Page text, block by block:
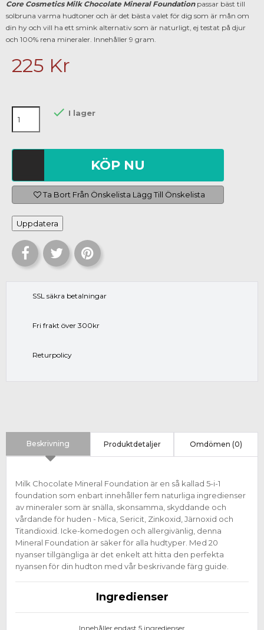
Core Cosmetics Milk Chocolate Mineral Foundationpassar bäst till
solbruna varma hudtoner och är det bästa valet för dig som är mån om
din hy och vill ha ett smink alternativ som är naturligt, ej testat på djur
och 100% rena mineraler. Innehåller 9 gram.
225 Kr
KÖP NU
Ta Bort Från Önskelista Lägg Till Önskelista
 I lager
SSL säkra betalningar
Fri frakt över 300kr
Returpolicy
Beskrivning Produktdetaljer Omdömen (0)
Milk Chocolate Mineral Foundation är en så kallad 5-i-1
foundation som enbart innehåller fem naturliga ingredienser
av mineraler som är snälla, skonsamma, skyddande och
vårdande för huden - Mica, Sericit, Zinkoxid, Järnoxid och
Titandioxid. Icke-komedogen och allergivänlig, denna
Mineral Foundation är säker för alla hudtyper. Med 20
nyanser tillgängliga är det enkelt att hitta den perfekta
nyansen för din hudton med vår beskrivande färg guide.
Ingredienser
Innehåller endast 5 ingredienser